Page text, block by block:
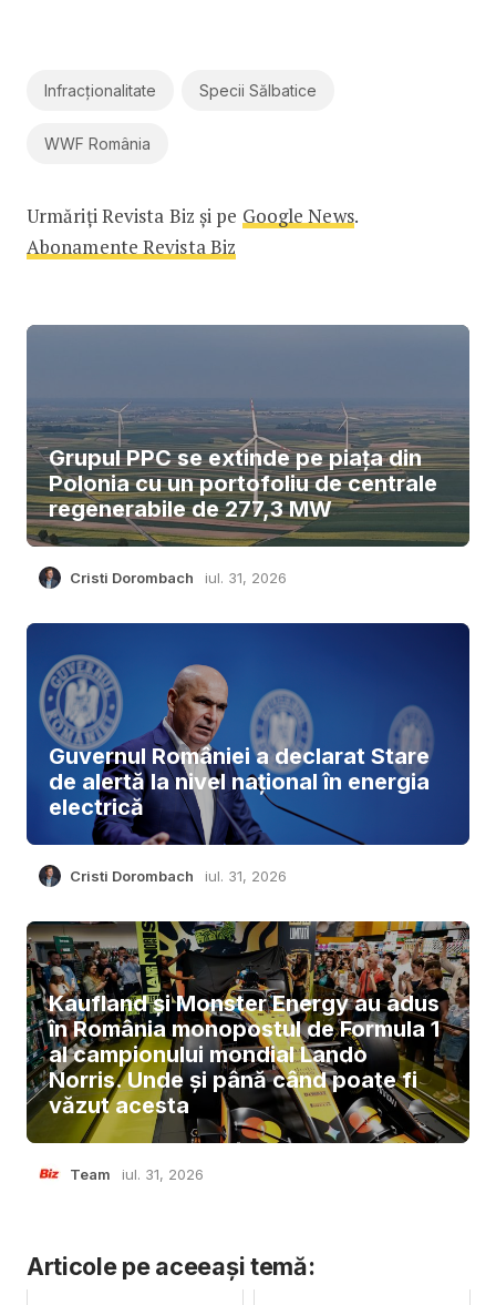
Infracționalitate Specii Sălbatice
WWF România
Urmăriți Revista Biz și pe Google News.
Abonamente Revista Biz
Grupul PPC se extinde pe piața din
Polonia cu un portofoliu de centrale
regenerabile de 277,3 MW
Cristi Dorombach iul. 31, 2026
Guvernul României a declarat Stare
de alertă la nivel național în energia
electrică
Cristi Dorombach iul. 31, 2026
Kaufland și Monster Energy au adus
în România monopostul de Formula 1
al campionului mondial Lando
Norris. Unde și până când poate fi
văzut acesta
Team iul. 31, 2026
Articole pe aceeași temă: